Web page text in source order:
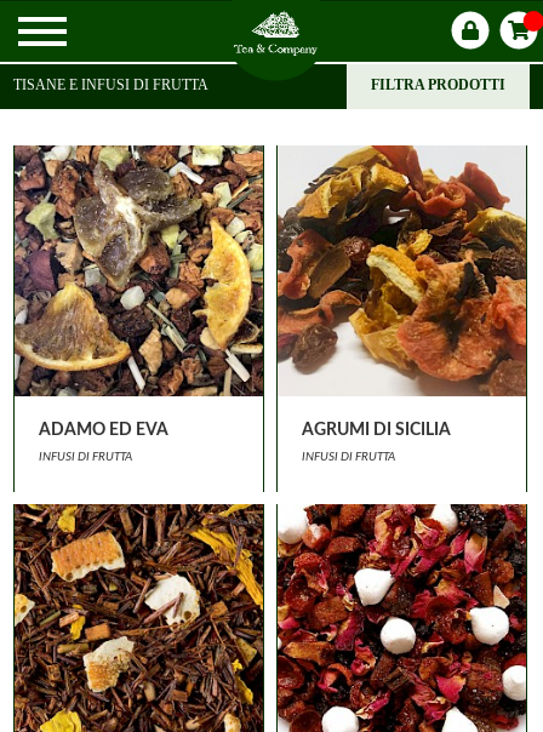
TISANE E INFUSI DI FRUTTA FILTRA PRODOTTI
ADAMO ED EVA
INFUSI DI FRUTTA
AGRUMI DI SICILIA
INFUSI DI FRUTTA